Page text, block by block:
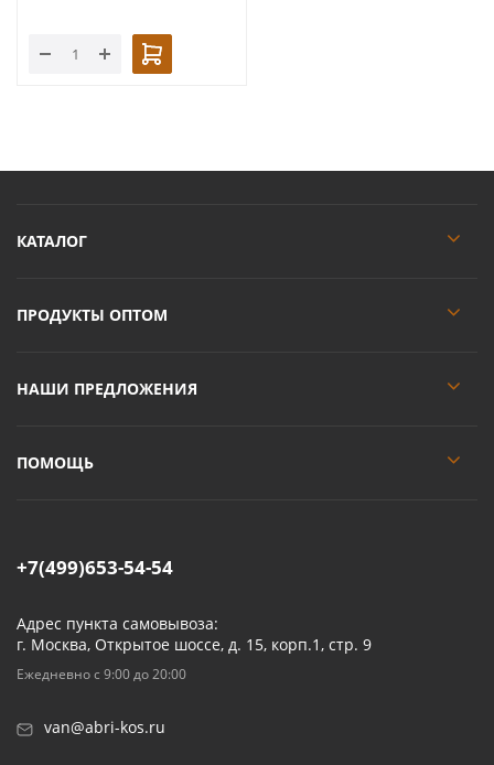
КАТАЛОГ
ПРОДУКТЫ ОПТОМ
НАШИ ПРЕДЛОЖЕНИЯ
ПОМОЩЬ
+7(499)653-54-54
Адрес пункта самовывоза:
г. Москва, Открытое шоссе, д. 15, корп.1, стр. 9
Ежедневно с 9:00 до 20:00
van@abri-kos.ru